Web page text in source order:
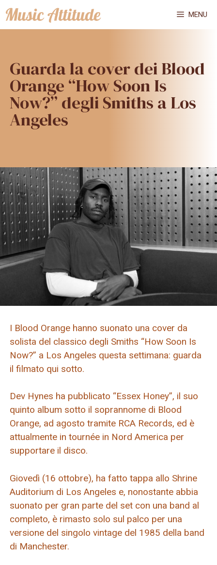
Vai
al
MENU
Guarda la cover dei Blood
Orange “How Soon Is
Now?” degli Smiths a Los
Angeles
I Blood Orange hanno suonato una cover da
solista del classico degli Smiths “How Soon Is
Now?” a Los Angeles questa settimana: guarda
il filmato qui sotto.
Dev Hynes ha pubblicato “Essex Honey”, il suo
quinto album sotto il soprannome di Blood
Orange, ad agosto tramite RCA Records, ed è
attualmente in tournée in Nord America per
supportare il disco.
Giovedì (16 ottobre), ha fatto tappa allo Shrine
Auditorium di Los Angeles e, nonostante abbia
suonato per gran parte del set con una band al
completo, è rimasto solo sul palco per una
versione del singolo vintage del 1985 della band
di Manchester.